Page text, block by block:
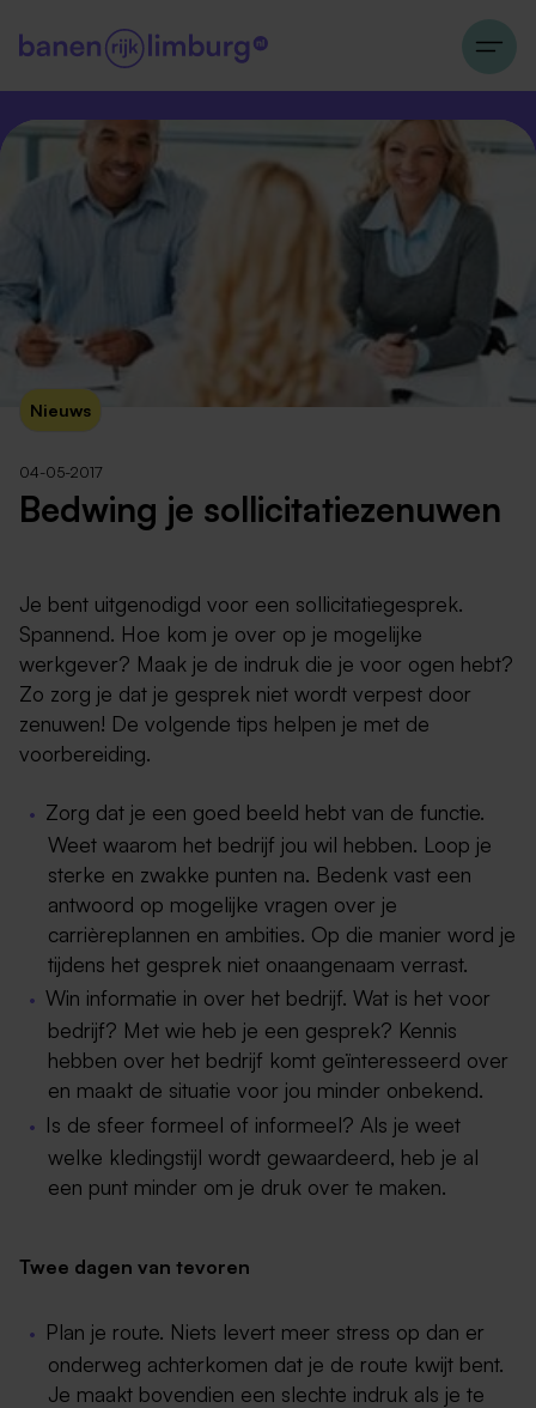
Nieuws
04-05-2017
Bedwing je sollicitatiezenuwen
Je bent uitgenodigd voor een sollicitatiegesprek.
Spannend. Hoe kom je over op je mogelijke
werkgever? Maak je de indruk die je voor ogen hebt?
Zo zorg je dat je gesprek niet wordt verpest door
zenuwen! De volgende tips helpen je met de
voorbereiding.
Zorg dat je een goed beeld hebt van de functie.
Weet waarom het bedrijf jou wil hebben. Loop je
sterke en zwakke punten na. Bedenk vast een
antwoord op mogelijke vragen over je
carrièreplannen en ambities. Op die manier word je
tijdens het gesprek niet onaangenaam verrast.
Win informatie in over het bedrijf. Wat is het voor
bedrijf? Met wie heb je een gesprek? Kennis
hebben over het bedrijf komt geïnteresseerd over
en maakt de situatie voor jou minder onbekend.
Is de sfeer formeel of informeel? Als je weet
welke kledingstijl wordt gewaardeerd, heb je al
een punt minder om je druk over te maken.
Twee dagen van tevoren
Plan je route. Niets levert meer stress op dan er
onderweg achterkomen dat je de route kwijt bent.
Je maakt bovendien een slechte indruk als je te